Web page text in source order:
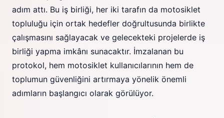
adım attı. Bu iş birliği, her iki tarafın da motosiklet
topluluğu için ortak hedefler doğrultusunda birlikte
çalışmasını sağlayacak ve gelecekteki projelerde iş
birliği yapma imkânı sunacaktır. İmzalanan bu
protokol, hem motosiklet kullanıcılarının hem de
toplumun güvenliğini artırmaya yönelik önemli
adımların başlangıcı olarak görülüyor.